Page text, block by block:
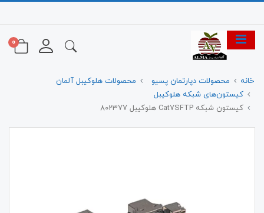
0
خانه محصولات دپارتمان پسیو
محصولات هلوکیبل آلمان
کیستون‌های شبکه هلوکیبل
کیستون شبکه Cat7SFTP هلوکیبل 802377